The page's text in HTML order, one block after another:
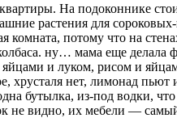
На подоконнике
растения для
потому что на
ну… мама еще делала
и луком, рисом и
нет, лимонад
бутылка, из-под водки,
не видно, их мебели —